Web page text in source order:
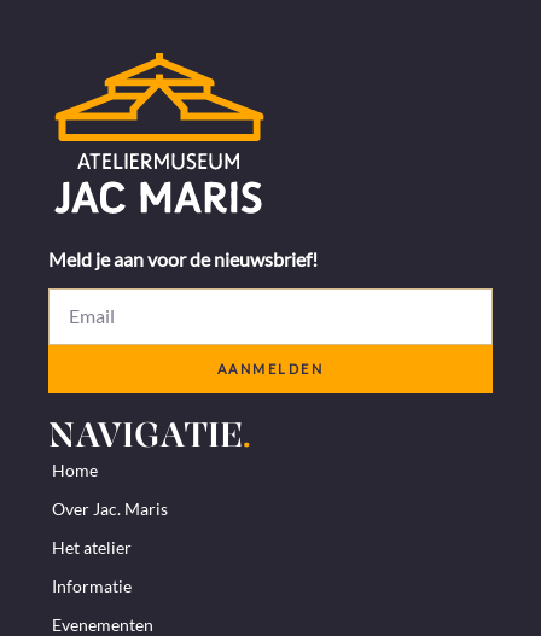
Meld je aan voor de nieuwsbrief!
AANMELDEN
NAVIGATIE.
Home
Over Jac. Maris
Het atelier
Informatie
Evenementen